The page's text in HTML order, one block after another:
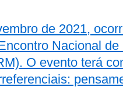
de 2021,
Nacional
O evento terá